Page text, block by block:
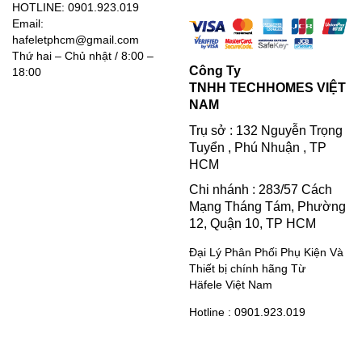
HOTLINE: 0901.923.019
Email:
hafeletphcm@gmail.com
Thứ hai – Chủ nhật / 8:00 –
18:00
Công Ty
TNHH TECHHOMES VIỆT
NAM
Trụ sở : 132 Nguyễn Trọng
Tuyển , Phú Nhuận , TP
HCM
Chi nhánh : 283/57 Cách
Mạng Tháng Tám, Phường
12, Quận 10, TP HCM
Đại Lý Phân Phối Phụ Kiện Và
Thiết bị chính hãng Từ
Häfele Việt Nam
Hotline : 0901.923.019